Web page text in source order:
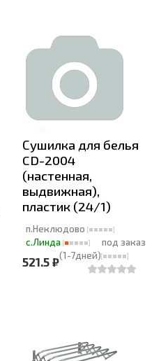
Сушилка для белья
CD-2004
(настенная,
выдвижная),
пластик (24/1)
п.Неклюдово
с.Линда
под заказ
(1-7дней)
521.5 ₽